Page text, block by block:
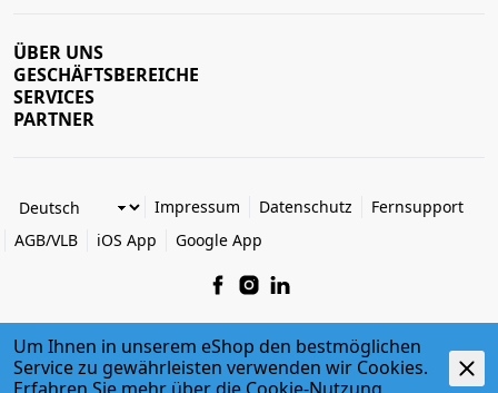
ÜBER UNS
GESCHÄFTSBEREICHE
SERVICES
PARTNER
Impressum Datenschutz
Fernsupport
AGB/VLB
iOS App Google App
© 2026 Egger + Co. AG
powered by polynorm
Um Ihnen in unserem eShop den bestmöglichen
Service zu gewährleisten verwenden wir Cookies.